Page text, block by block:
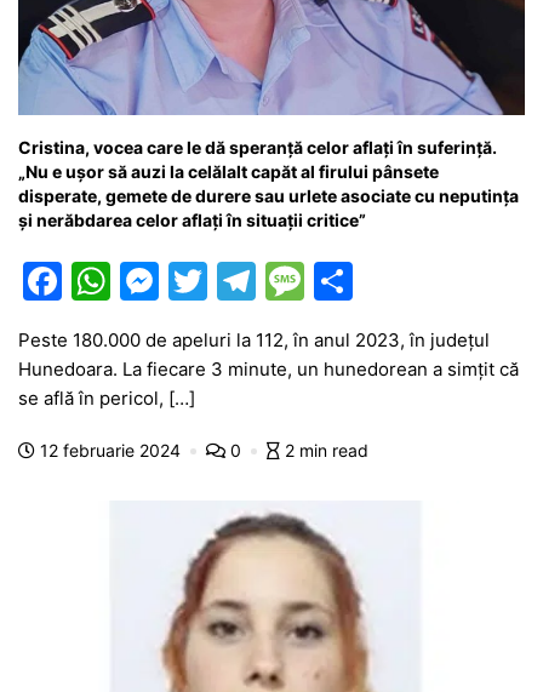
Cristina, vocea care le dă speranță celor aflați în suferință.
„Nu e ușor să auzi la celălalt capăt al firului pânsete
disperate, gemete de durere sau urlete asociate cu neputința
și nerăbdarea celor aflați în situații critice”
F
c
e
b
W
at
s
A
M
s
s
e
er
T
w
itt
T
e
a
m
M
s
a
e
ta
a
Peste 180.000 de apeluri la 112, în anul 2023, în județul
Hunedoara. La fiecare 3 minute, un hunedorean a simțit că
se află în pericol, […]
12 februarie 2024 0 2 min read